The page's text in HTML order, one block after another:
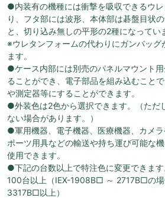
●内装有の機種には衝撃を吸収できるウ
り、フタ部には波形、本体部は碁盤目状
と、切り込み無しの平形の2種になってい
※ウレタンフォームの代わりにガンバッグ
ます。
●ケース内部には別売のパネルマウント
ることができ、電子部品を組み込むこと
や測定器等にすることができます。
●外装色は2色から選択できます。（ただ
ない場合があります。）
●軍用機器、電子機器、医療機器、カメ
ポーツ用具などの輸送や持ち運び可能な
使用できます。
●下記の台数以上で特注色に変更できます
100台以上（IEX-1908B□ ～ 2717B□の
3317B□以上）